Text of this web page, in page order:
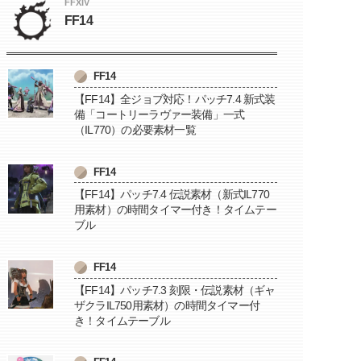
FFXIV
FF14
FF14
【FF14】全ジョブ対応！パッチ7.4 新式装
備「コートリーラヴァー装備」一式
（IL770）の必要素材一覧
FF14
【FF14】パッチ7.4 伝説素材（新式IL770
用素材）の時間タイマー付き！タイムテー
ブル
FF14
【FF14】パッチ7.3 刻限・伝説素材（ギャ
ザクラIL750用素材）の時間タイマー付
き！タイムテーブル